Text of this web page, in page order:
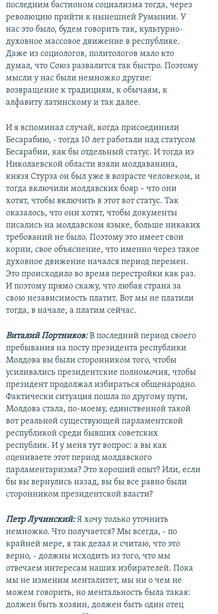
последним бастионом социализма тогда, через
революцию прийти к нынешней Румынии. У
нас это было, будем говорить так, культурно-
духовное массовое движение в республике.
Даже из социологов, политологов мало кто
думал, что Союз развалится так быстро. Поэтому
мысли у нас были немножко другие:
возвращение к традициям, к обычаям, к
алфавиту латинскому и так далее.
И я вспоминал случай, когда присоединили
Бесарабию, - тогда 10 лет работали над статусом
Бесарабии, как бы отдельный статус. И тогда из
Николаевской области взяли молдаванина,
князя Стурза он был уже в возрасте человеком, и
тогда включили молдавских бояр – что они
хотят, чтобы включить в этот вот статус. Так
оказалось, что они хотят, чтобы документы
писались на молдавском языке, больше никаких
требований не было. Поэтому это имеет свои
корни, свое объяснение, что именно через такое
духовное движение начался период перемен.
Это происходило во время перестройки как раз.
И поэтому прямо скажу, что любая страна за
свою независимость платит. Вот мы не платили
тогда, в начале, а платим сейчас.
Виталий Портников:В последний период своего
пребывания на посту президента республики
Молдова вы были сторонником того, чтобы
усиливались президентские полномочия, чтобы
президент продолжал избираться общенародно.
Фактически ситуация пошла по другому пути,
Молдова стала, по-моему, единственной такой
вот реальной существующей парламентской
республикой среди бывших советских
республик. И у меня тут вопрос: а вы как
оцениваете этот период молдавского
парламентаризма? Это хороший опыт? Или, если
бы вы вернулись назад, вы бы все равно были
сторонником президентской власти?
Петр Лучинский:Я хочу только уточнить
немножко. Что получается? Мы всегда, - по
крайней мере, я так делал и считаю, что это
верно, - должны исходить из того, что мы
отвечаем интересам наших избирателей. Пока
мы не изменим менталитет, мы ни о чем не
можем говорить, но ментальность была такая:
должен быть хозяин, должен быть один отец